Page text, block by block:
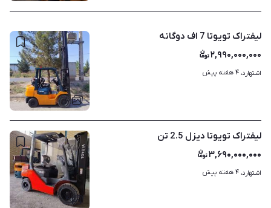
۵
لیفتراک تویوتا 7 اف دوگانه
۲,۹۹۰,۰۰۰,۰۰۰
اشتهارد، ۴ هفته پیش
۴
لیفتراک تویوتا دیزل 2.5 تن
۳,۶۹۰,۰۰۰,۰۰۰
اشتهارد، ۴ هفته پیش